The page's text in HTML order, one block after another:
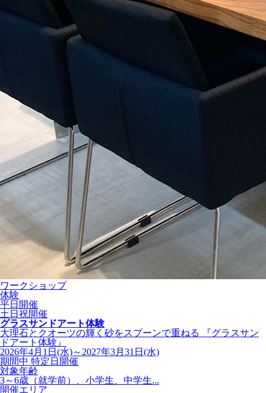
ワークショップ
体験
平日開催
土日祝開催
グラスサンドアート体験
大理石とクオーツの輝く砂をスプーンで重ねる 『グラスサン
ドアート体験』
2026年4月1日(水)～2027年3月31日(水)
期間中 特定日開催
対象年齢
3～6歳（就学前）、小学生、中学生...
開催エリア